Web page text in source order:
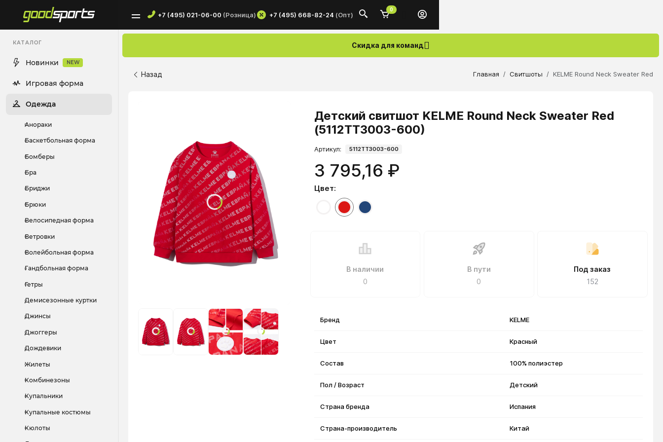
+7 (495) 021-06-00 (Розница) +7 (495) 668-82-24 (Опт)
0
КАТАЛОГ
Новинки NEW
Игровая форма
Одежда
Анораки
Баскетбольная форма
Бомберы
Бра
Бриджи
Брюки
Велосипедная форма
Ветровки
Волейбольная форма
Гандбольная форма
Гетры
Демисезонные куртки
Джинсы
Джоггеры
Дождевики
Жилеты
Комбинезоны
Купальники
Купальные костюмы
Кюлоты
Скидка для команд
Назад Главная Свитшоты KELME Round Neck Sweater Red
Детский свитшот KELME Round Neck Sweater Red
(5112TT3003-600)
Артикул: 5112TT3003-600
3 795,16 ₽
Цвет:
В наличии
0
В пути
0
Под заказ
152
Бренд KELME
Цвет Красный
Состав 100% полиэстер
Пол / Возраст Детский
Страна бренда Испания
Страна-производитель Китай